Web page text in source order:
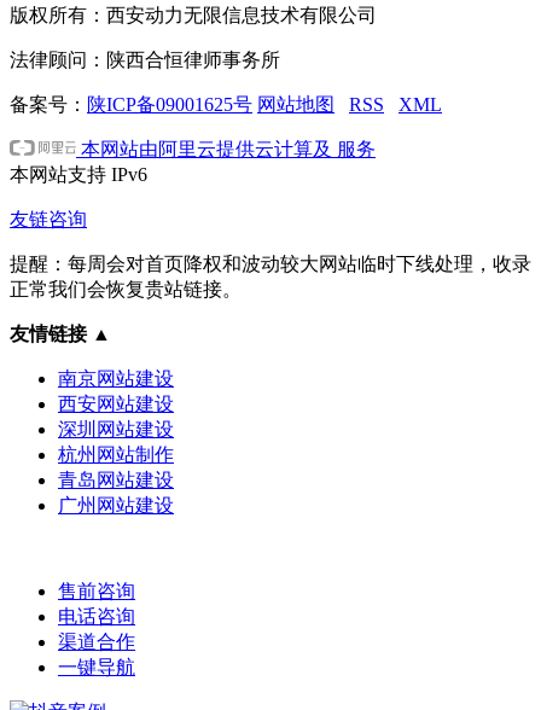
版权所有：西安动力无限信息技术有限公司
法律顾问：陕西合恒律师事务所
备案号： 陕ICP备09001625号 网站地图 RSS XML
本网站由阿里云提供云计算及 服务
本网站支持 IPv6
友链咨询
提醒：每周会对首页降权和波动较大网站临时下线处理，收录
正常我们会恢复贵站链接。
友情链接 ▲
南京网站建设
西安网站建设
深圳网站建设
杭州网站制作
青岛网站建设
广州网站建设
售前咨询
电话咨询
渠道合作
一键导航